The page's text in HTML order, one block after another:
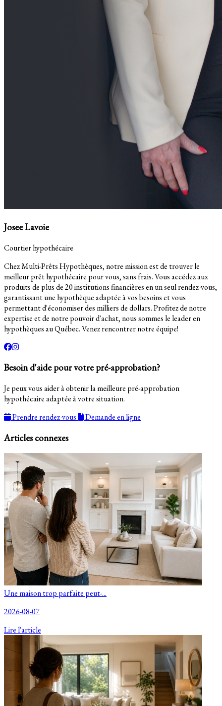
Josee Lavoie
Courtier hypothécaire
Chez Multi-Prêts Hypothèques, notre mission est de trouver le
meilleur prêt hypothécaire pour vous, sans frais. Vous accédez aux
produits de plus de 20 institutions financières en un seul rendez-vous,
garantissant une hypothèque adaptée à vos besoins et vous
permettant d'économiser des milliers de dollars. Profitez de notre
expertise et de notre pouvoir d'achat, nous sommes le leader en
hypothèques au Québec. Venez rencontrer notre équipe!
Besoin d'aide pour votre pré-approbation?
Je peux vous aider à obtenir la meilleure pré-approbation
hypothécaire adaptée à votre situation.
Prendre rendez-vous
Demande en ligne
Articles connexes
Une maison trop parfaite peut-...
2026-08-07
Lire l'article